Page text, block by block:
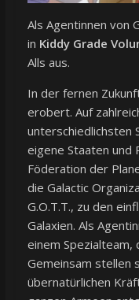
Als Agentinnen von
in Kiddy Grade
Alls aus.
In der fernen
erobert. Auf
unterschiedlichsten
eigene Staaten und
Föderation der
die Galactic
G.O.T.T., zu den
Galaxien. Als
einem Spezialteam,
Gemeinsam stellen
übernatürlichen